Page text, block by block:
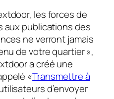
les forces de
aux publications des
ne verront jamais
de votre quartier »,
a créé une
«Transmettre à
d’envoyer